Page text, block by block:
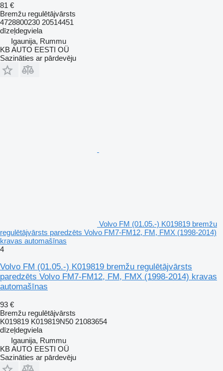
81 €
Bremžu regulētājvārsts
4728800230 20514451
dīzeļdegviela
Igaunija, Rummu
KB AUTO EESTI OÜ
Sazināties ar pārdevēju
Volvo FM (01.05.-) K019819 bremžu
regulētājvārsts paredzēts Volvo FM7-FM12, FM, FMX (1998-2014)
kravas automašīnas
4
Volvo FM (01.05.-) K019819 bremžu regulētājvārsts
paredzēts Volvo FM7-FM12, FM, FMX (1998-2014) kravas
automašīnas
93 €
Bremžu regulētājvārsts
K019819 K019819N50 21083654
dīzeļdegviela
Igaunija, Rummu
KB AUTO EESTI OÜ
Sazināties ar pārdevēju